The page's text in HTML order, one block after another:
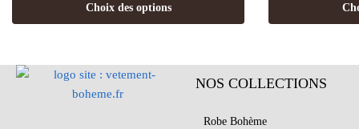
Choix des options
NOS COLLECTIONS
Robe Bohème